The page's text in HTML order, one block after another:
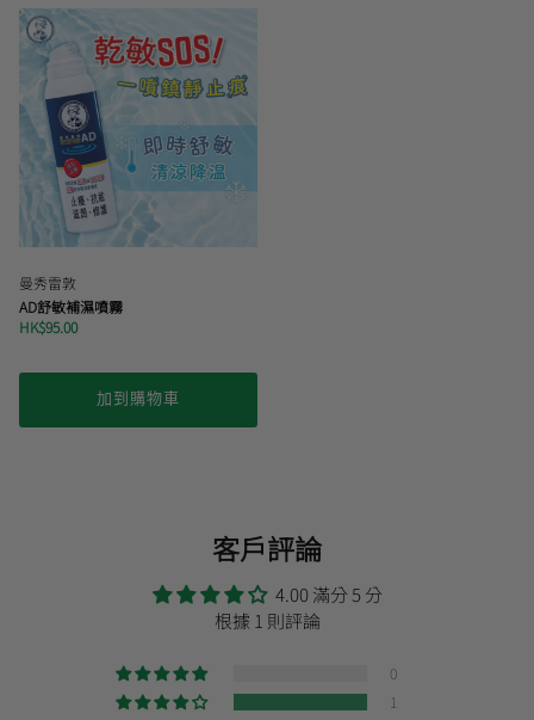
曼秀雷敦
AD舒敏補濕噴霧
HK$95.00
加到購物車
客戶評論
4.00 滿分 5 分
根據 1 則評論
0
1